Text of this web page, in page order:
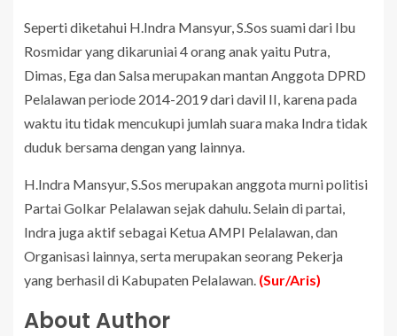
Seperti diketahui H.Indra Mansyur, S.Sos suami dari Ibu
Rosmidar yang dikaruniai 4 orang anak yaitu Putra,
Dimas, Ega dan Salsa merupakan mantan Anggota DPRD
Pelalawan periode 2014-2019 dari davil II, karena pada
waktu itu tidak mencukupi jumlah suara maka Indra tidak
duduk bersama dengan yang lainnya.
H.Indra Mansyur, S.Sos merupakan anggota murni politisi
Partai Golkar Pelalawan sejak dahulu. Selain di partai,
Indra juga aktif sebagai Ketua AMPI Pelalawan, dan
Organisasi lainnya, serta merupakan seorang Pekerja
yang berhasil di Kabupaten Pelalawan. (Sur/Aris)
About Author